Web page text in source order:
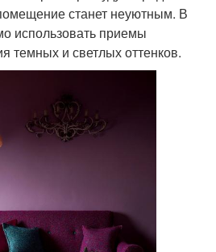
станет неуютным. В
использовать приемы
темных и светлых оттенков.